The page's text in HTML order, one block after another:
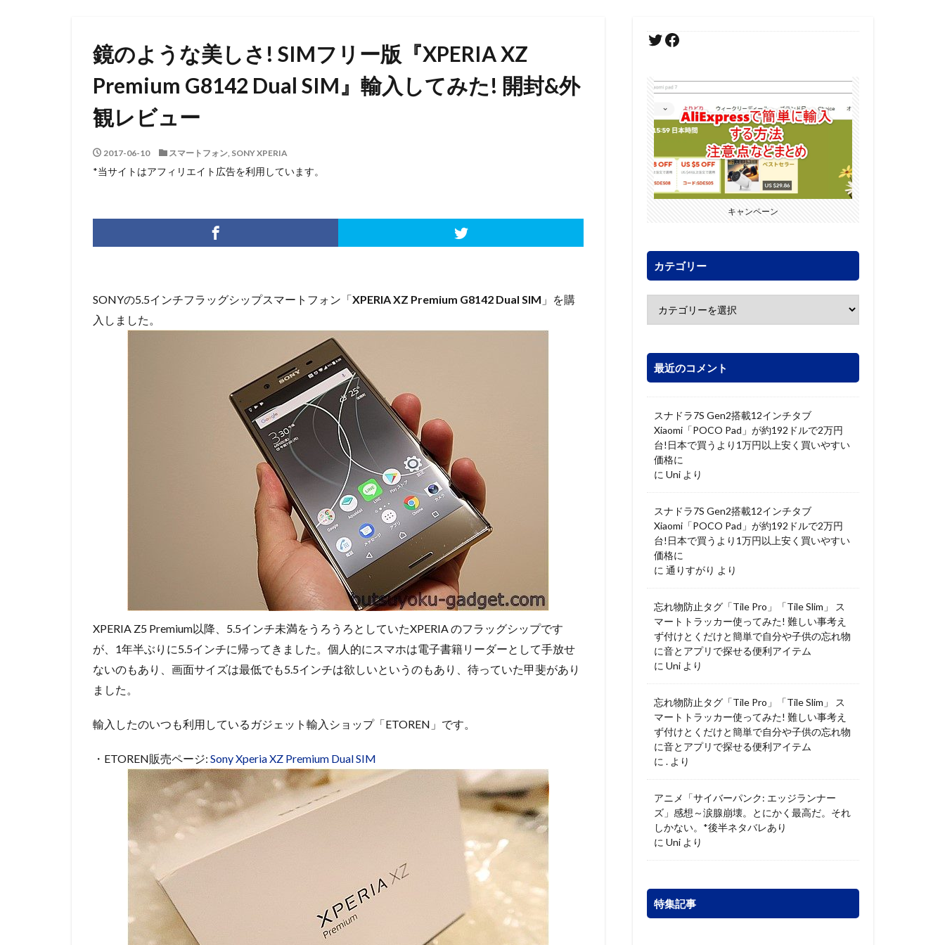
鏡のような美しさ! SIMフリー版『XPERIA XZ
Premium G8142 Dual SIM』輸入してみた! 開封&外
観レビュー
2017-06-10 スマートフォン, SONY XPERIA
*当サイトはアフィリエイト広告を利用しています。
SONYの5.5インチフラッグシップスマートフォン「XPERIA XZ Premium G8142 Dual SIM 」を購
入しました。
XPERIA Z5 Premium以降、5.5インチ未満をうろうろとしていたXPERIA のフラッグシップです
が、1年半ぶりに5.5インチに帰ってきました。個人的にスマホは電子書籍リーダーとして手放せ
ないのもあり、画面サイズは最低でも5.5インチは欲しいというのもあり、待っていた甲斐があり
ました。
輸入したのいつも利用しているガジェット輸入ショップ「ETOREN」です。
・ETOREN販売ページ: Sony Xperia XZ Premium Dual SIM
キャンペーン
カテゴリー
最近のコメント
スナドラ7S Gen2搭載12インチタブ
Xiaomi「POCO Pad」が約192ドルで2万円
台!日本で買うより1万円以上安く買いやすい
価格に
に Uni より
スナドラ7S Gen2搭載12インチタブ
Xiaomi「POCO Pad」が約192ドルで2万円
台!日本で買うより1万円以上安く買いやすい
価格に
に 通りすがり より
忘れ物防止タグ「Tile Pro」「Tile Slim」 ス
マートトラッカー使ってみた! 難しい事考え
ず付けとくだけと簡単で自分や子供の忘れ物
に音とアプリで探せる便利アイテム
に Uni より
忘れ物防止タグ「Tile Pro」「Tile Slim」 ス
マートトラッカー使ってみた! 難しい事考え
ず付けとくだけと簡単で自分や子供の忘れ物
に音とアプリで探せる便利アイテム
に . より
アニメ「サイバーパンク: エッジランナー
ズ」感想～涙腺崩壊。とにかく最高だ。それ
しかない。*後半ネタバレあり
に Uni より
特集記事